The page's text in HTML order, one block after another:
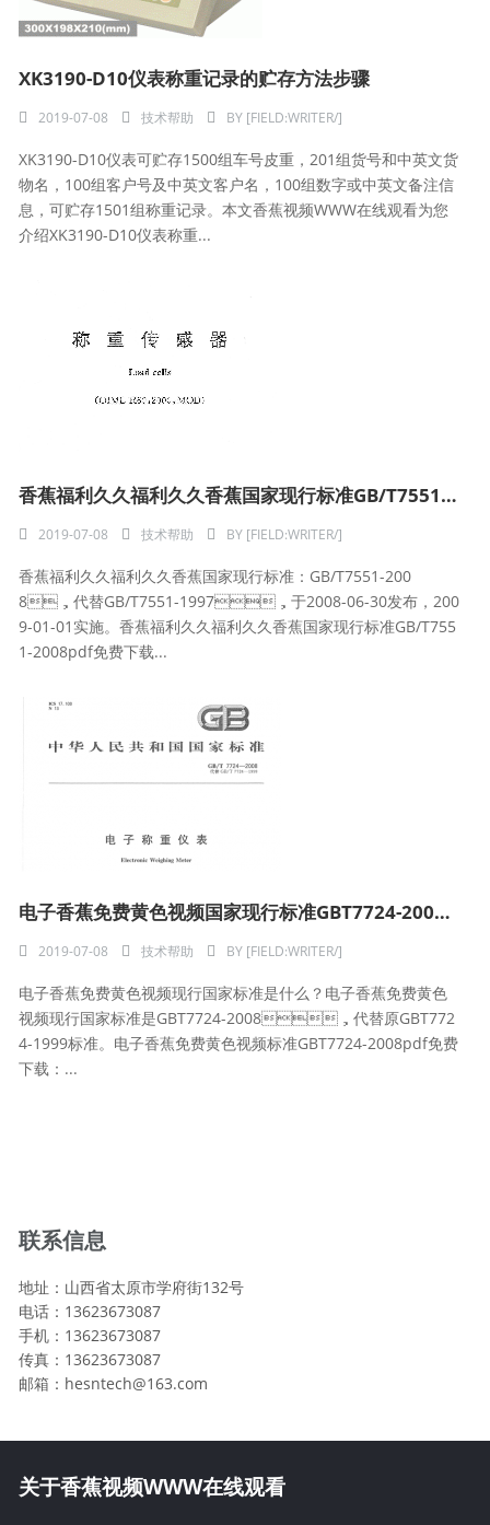
XK3190-D10仪表称重记录的贮存方法步骤
2019-07-08 技术帮助 BY [FIELD:WRITER/]
XK3190-D10仪表可贮存1500组车号皮重，201组货号和中英文货
物名，100组客户号及中英文客户名，100组数字或中英文备注信
息，可贮存1501组称重记录。本文香蕉视频WWW在线观看为您
介绍XK3190-D10仪表称重...
香蕉福利久久福利久久香蕉国家现行标准GB/T7551-2008pdf免费下载
2019-07-08 技术帮助 BY [FIELD:WRITER/]
香蕉福利久久福利久久香蕉国家现行标准：GB/T7551-200
8，代替GB/T7551-1997，于2008-06-30发布，200
9-01-01实施。香蕉福利久久福利久久香蕉国家现行标准GB/T755
1-2008pdf免费下载...
电子香蕉免费黄色视频国家现行标准GBT7724-2008pdf免费下载
2019-07-08 技术帮助 BY [FIELD:WRITER/]
电子香蕉免费黄色视频现行国家标准是什么？电子香蕉免费黄色
视频现行国家标准是GBT7724-2008，代替原GBT772
4-1999标准。电子香蕉免费黄色视频标准GBT7724-2008pdf免费
下载：...
联系信息
地址：山西省太原市学府街132号
电话：13623673087
手机：13623673087
传真：13623673087
邮箱：hesntech@163.com
关于香蕉视频WWW在线观看